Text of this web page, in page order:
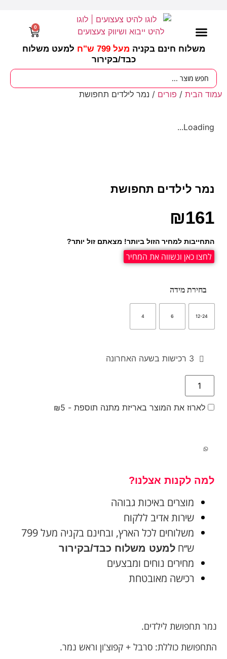
משלוח חינם בקניה מעל 799 ש"ח
למעט משלוח
כבד/בקירור
0
עמוד הבית / פורים / נמר לילדים תחפושת
Loading...
נמר לילדים תחפושת
₪161
התחייבות למחיר הזול ביותר! מצאתם זול יותר?
לחצו כאן ונשווה את המחיר
בחירת מידה
12-24
6
4
לארוז את המוצר באריזת מתנה תוספת - ₪5
למה לקנות אצלנו?
מוצרים באיכות גבוהה
שירות אדיב ללקוח
משלוחים לכל הארץ, ובחינם בקניה מעל 799
ש׳׳ח למעט משלוח כבד/בקירור
מחירים נוחים ומבצעים
רכישה מאובטחת
נמר תחפושת לילדים.
התחפושת כוללת: סרבל + קפוצ'ון וראש נמר.